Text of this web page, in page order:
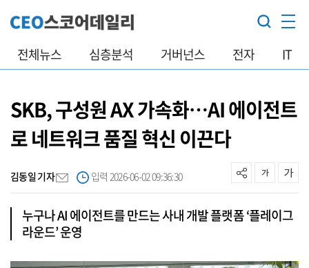
전체뉴스 심층분석 거버넌스 전자 IT
SKB, 구성원 AX 가속화…AI 에이전트
로 네트워크 품질 혁신 이끈다
김동일 기자 입력 2026-06-02 09:36:30
누구나 AI 에이전트를 만드는 사내 개발 플랫폼 ‘플레이그
라운드’ 운영